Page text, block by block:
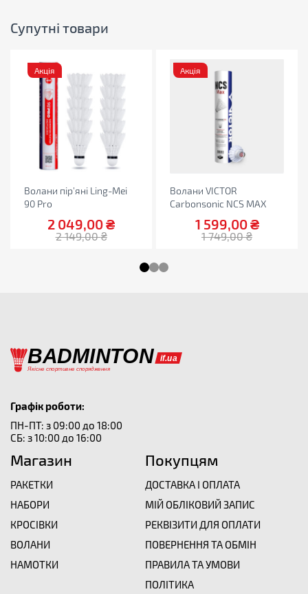
Супутні товари
Акція
Волани пір’яні Ling-Mei
90 Pro
2 049,00₴
2 149,00₴
Акція
Волани VICTOR
Carbonsonic NCS MAX
1 599,00₴
1 749,00₴
Графік роботи:
ПН-ПТ: з 09:00 до 18:00
СБ: з 10:00 до 16:00
Магазин
РАКЕТКИ
НАБОРИ
КРОСІВКИ
ВОЛАНИ
НАМОТКИ
Покупцям
ДОСТАВКА І ОПЛАТА
МІЙ ОБЛІКОВИЙ ЗАПИС
РЕКВІЗИТИ ДЛЯ ОПЛАТИ
ПОВЕРНЕННЯ ТА ОБМІН
ПРАВИЛА ТА УМОВИ
ПОЛІТИКА